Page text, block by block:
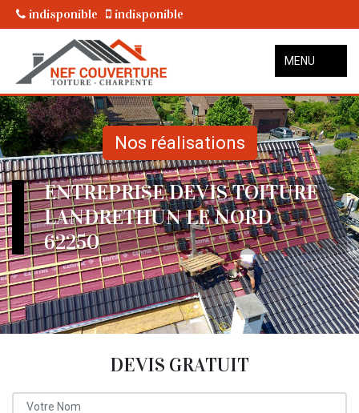
indisponible indisponible
MENU
Nos réalisations
ENTREPRISE DEVIS TOITURE
LANDRETHUN LE NORD
62250
DEVIS GRATUIT